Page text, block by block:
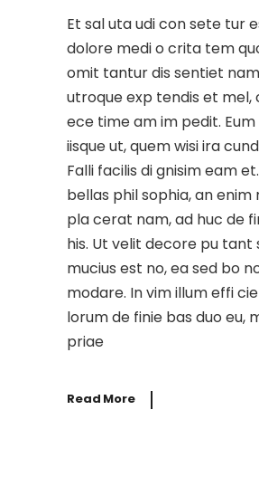
Et sal uta udi con sete tur
dolore medi o crita tem
omit tantur dis sentiet
utroque exp tendis et mel,
ece time am im pedit.
iisque ut, quem wisi ira
Falli facilis di gnisim eam
bellas phil sophia, an enim
pla cerat nam, ad huc de
his. Ut velit decore pu tant
mucius est no, ea sed bo
modare. In vim illum effi
lorum de finie bas duo eu,
priae
Read More